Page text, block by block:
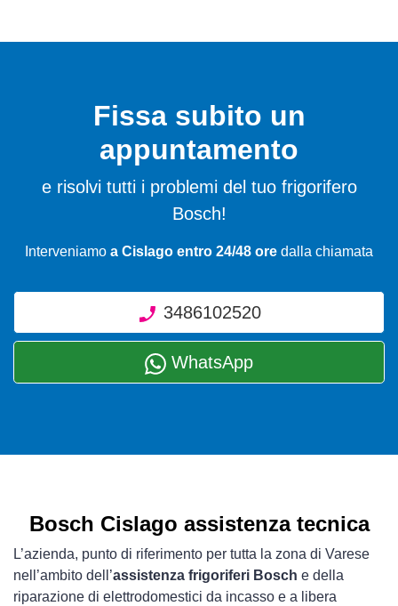
Fissa subito un
appuntamento
e risolvi tutti i problemi del tuo frigorifero
Bosch!
Interveniamo a Cislago entro 24/48 ore dalla chiamata
3486102520
WhatsApp
Bosch Cislago assistenza tecnica
L’azienda, punto di riferimento per tutta la zona di Varese
nell’ambito dell’assistenza frigoriferi Bosch e della
riparazione di elettrodomestici da incasso e a libera